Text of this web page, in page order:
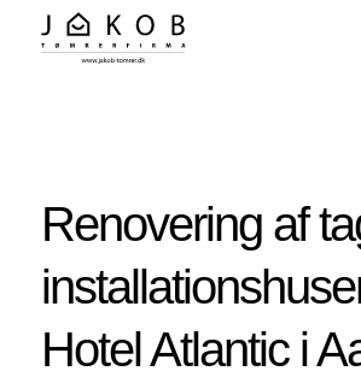
Content
Renovering af
Hotel Atlantic i